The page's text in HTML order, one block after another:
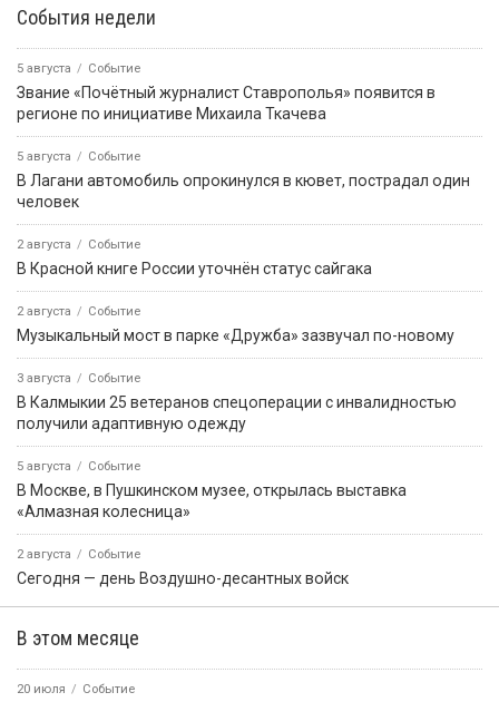
События недели
5 августа Событие
Звание «Почётный журналист Ставрополья» появится в
регионе по инициативе Михаила Ткачева
5 августа Событие
В Лагани автомобиль опрокинулся в кювет, пострадал один
человек
2 августа Событие
В Красной книге России уточнён статус сайгака
2 августа Событие
Музыкальный мост в парке «Дружба» зазвучал по-новому
3 августа Событие
В Калмыкии 25 ветеранов спецоперации с инвалидностью
получили адаптивную одежду
5 августа Событие
В Москве, в Пушкинском музее, открылась выставка
«Алмазная колесница»
2 августа Событие
Сегодня — день Воздушно-десантных войск
В этом месяце
20 июля Событие